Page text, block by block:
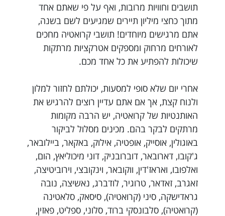
תושבים וחוויות מרובות, ואף על פי שאתם אחד
מתוך כחצי מיליון תיירים שמגיעים לשם בשנה,
אתם מרגישים מיוחדים! תושבי קרואטיה מחכים
לאורחים מרחוק ומספקים אטרקציות מרתקות
שיכולות להפתיע את כל אחד מכם.
אחרי יום שלא סופי למסעות, יכולתם לחזור למלון
ולנוח קצת, אך אם אתם עדיין רוצים להרגיש את
האותנטיות של קרואטיה, יש הרבה מקומות
מרתקים לבקר בהם. מכינים מסלול לביקור
באוגולין, אוסייק, אופטיה, אילוק, באקאר, ביילובאר,
ג'קובו, דארובאר, דוברובניק, דוני מיכוליאץ, הום,
ואלפובו, ואראז'דין, ווקובאר, וינקובצי, וירוביטיצה,
זאגרב, זאדאר, טרוגיר, לודברג, נאשיצה, נובה
גראדישקה, סיני (קרואטיה), סיסאק, סלאטינה
(קרואטיה), סלבונסקי ברוד, סלוני, ספליט, פאזין,